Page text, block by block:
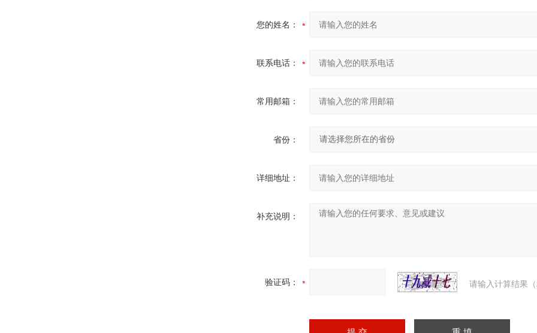
您的姓名：
联系电话：
常用邮箱：
省份：
详细地址：
补充说明：
验证码： 请输入计算结果